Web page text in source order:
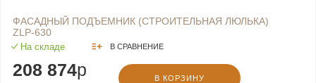
ФАСАДНЫЙ ПОДЪЕМНИК (СТРОИТЕЛЬНАЯ ЛЮЛЬКА)
ZLP-630
На складе В СРАВНЕНИЕ
208 874p В КОРЗИНУ